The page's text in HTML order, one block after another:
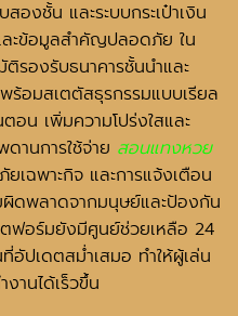
องชั้น และระบบกระเป๋าเงิน
ะข้อมูลสำคัญปลอดภัย ใน
รองรับธนาคารชั้นนำและ
ร้อมสเตตัสธุรกรรมแบบเรียล
น เพิ่มความโปร่งใสและ
านการใช้จ่าย สอนแทงหวย
เฉพาะกิจ และการแจ้งเตือน
ดพลาดจากมนุษย์และป้องกัน
ฟอร์มยังมีศูนย์ช่วยเหลือ 24
ปเดตสม่ำเสมอ ทำให้ผู้เล่น
านได้เร็วขึ้น